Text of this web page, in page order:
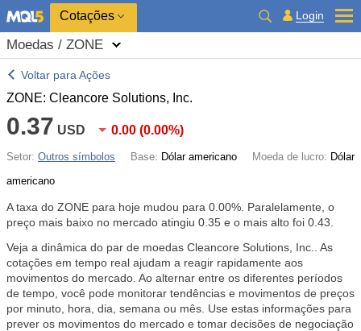
Cotações Login
Moedas / ZONE
Voltar para Ações
ZONE: Cleancore Solutions, Inc.
0.37 USD 0.00 (0.00%)
Setor: Outros símbolos Base: Dólar americano Moeda de lucro: Dólar
americano
A taxa do ZONE para hoje mudou para 0.00% . Paralelamente, o
preço mais baixo no mercado atingiu 0.35 e o mais alto foi 0.43.
Veja a dinâmica do par de moedas Cleancore Solutions, Inc.. As
cotações em tempo real ajudam a reagir rapidamente aos
movimentos do mercado. Ao alternar entre os diferentes períodos
de tempo, você pode monitorar tendências e movimentos de preços
por minuto, hora, dia, semana ou mês. Use estas informações para
prever os movimentos do mercado e tomar decisões de negociação